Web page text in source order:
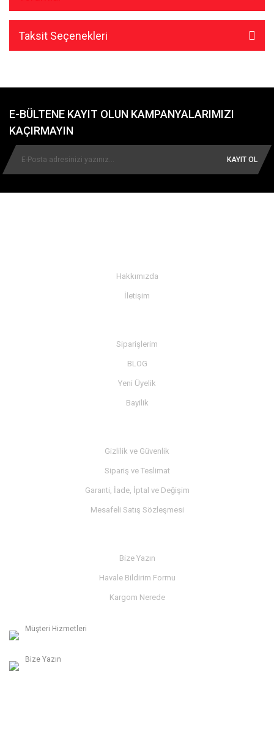
Taksit Seçenekleri
E-BÜLTENE KAYIT OLUN KAMPANYALARIMIZI
KAÇIRMAYIN
KAYIT OL
Hakkımızda
İletişim
Siparişlerim
BLOG
Yeni Üyelik
Bayilik
Gizlilik ve Güvenlik
Sipariş ve Teslimat
Garanti, İade, İptal ve Değişim
Mesafeli Satış Sözleşmesi
Bize Yazın
Havale Bildirim Formu
Kargom Nerede
Müşteri Hizmetleri
Bize Yazın